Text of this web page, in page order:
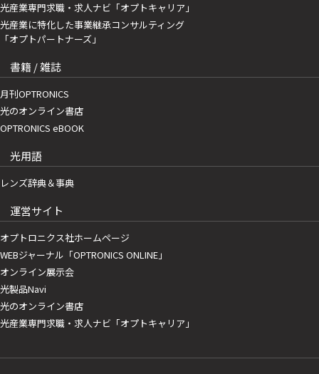
光産業専門求職・求人ナビ「オプトキャリア」
光産業に特化した事業継承コンサルティング
「オプトパートナーズ」
書籍 / 雑誌
月刊OPTRONICS
光のオンライン書店
OPTRONICS eBOOK
光用語
レンズ辞典＆事典
運営サイト
オプトロニクス社ホームページ
WEBジャーナル「OPTRONICS ONLINE」
オンライン展示会
光製品Navi
光のオンライン書店
光産業専門求職・求人ナビ「オプトキャリア」